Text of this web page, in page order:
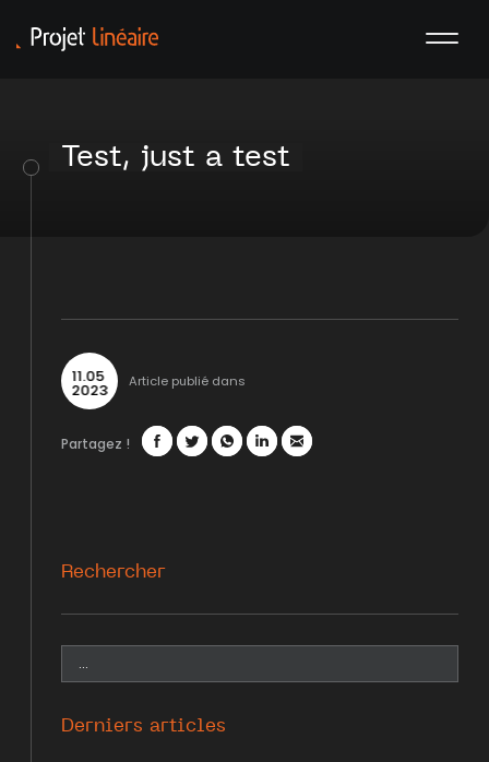
Test, just a test
11.05
2023 Article publié dans
Partagez !
Rechercher
Derniers articles